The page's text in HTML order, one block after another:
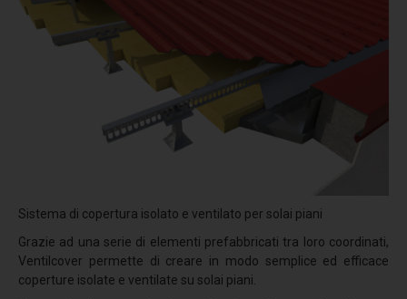
Stratigrafia 8
Stratigrafia 9
Finiture standard
Progettazione
Protezione multistrato
Potere insonorizzante
Sistema di copertura isolato e ventilato per solai piani
Grazie ad una serie di elementi prefabbricati tra loro coordinati,
Ventilcover permette di creare in modo semplice ed efficace
coperture isolate e ventilate su solai piani.